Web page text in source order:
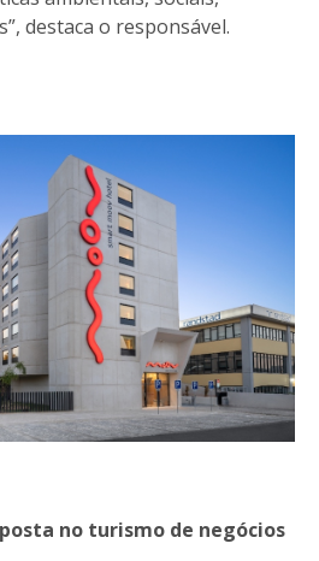
destaca o responsável.
no turismo de negócios